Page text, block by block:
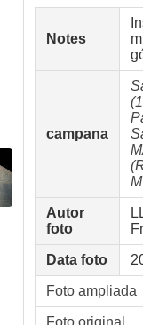
Notes
campana
Autor
foto
Data foto
Foto ampliada
Foto original